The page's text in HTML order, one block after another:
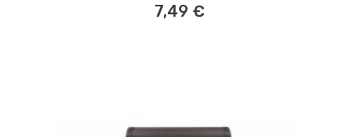
7,49 €